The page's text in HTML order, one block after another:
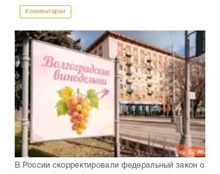
Комментарии
В России скорректировали федеральный закон о